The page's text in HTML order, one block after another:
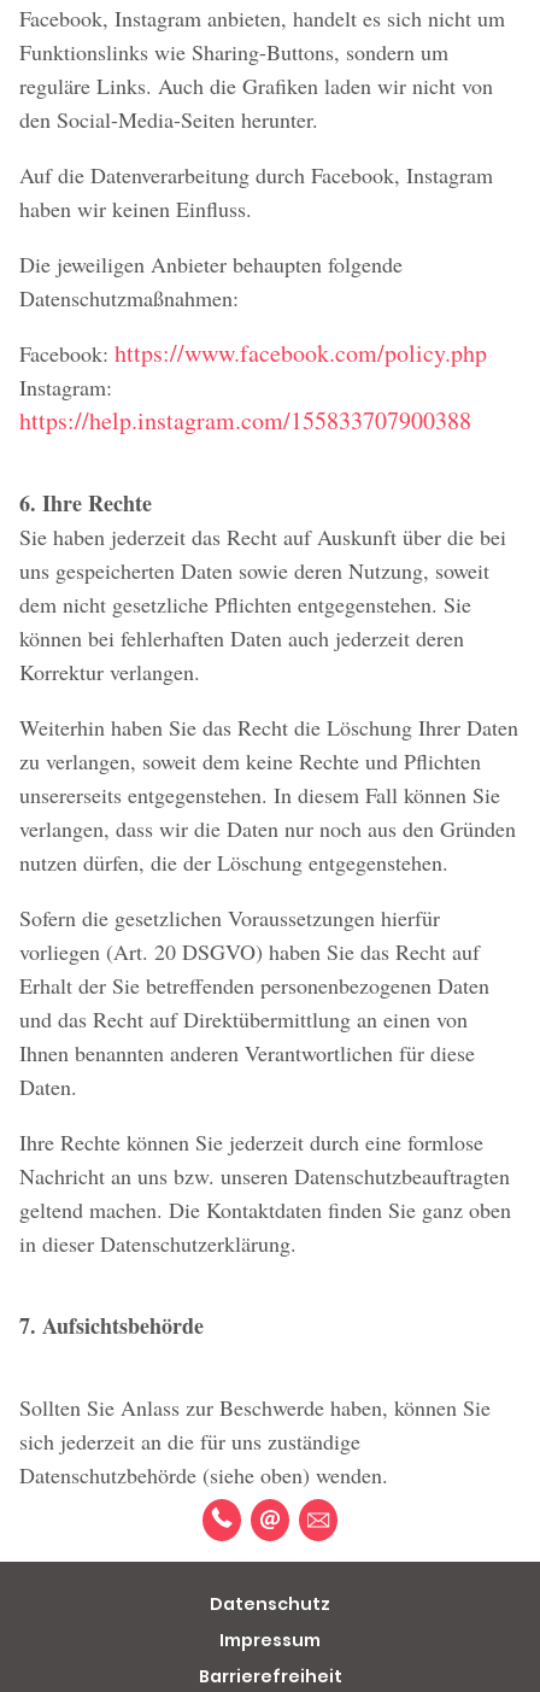
Facebook, Instagram anbieten, handelt es sich nicht um
Funktionslinks wie Sharing-Buttons, sondern um
reguläre Links. Auch die Grafiken laden wir nicht von
den Social-Media-Seiten herunter.
Auf die Datenverarbeitung durch Facebook, Instagram
haben wir keinen Einfluss.
Die jeweiligen Anbieter behaupten folgende
Datenschutzmaßnahmen:
Facebook: https://www.facebook.com/policy.php
Instagram:
https://help.instagram.com/155833707900388
6. Ihre Rechte
Sie haben jederzeit das Recht auf Auskunft über die bei
uns gespeicherten Daten sowie deren Nutzung, soweit
dem nicht gesetzliche Pflichten entgegenstehen. Sie
können bei fehlerhaften Daten auch jederzeit deren
Korrektur verlangen.
Weiterhin haben Sie das Recht die Löschung Ihrer Daten
zu verlangen, soweit dem keine Rechte und Pflichten
unsererseits entgegenstehen. In diesem Fall können Sie
verlangen, dass wir die Daten nur noch aus den Gründen
nutzen dürfen, die der Löschung entgegenstehen.
Sofern die gesetzlichen Voraussetzungen hierfür
vorliegen (Art. 20 DSGVO) haben Sie das Recht auf
Erhalt der Sie betreffenden personenbezogenen Daten
und das Recht auf Direktübermittlung an einen von
Ihnen benannten anderen Verantwortlichen für diese
Daten.
Ihre Rechte können Sie jederzeit durch eine formlose
Nachricht an uns bzw. unseren Datenschutzbeauftragten
geltend machen. Die Kontaktdaten finden Sie ganz oben
in dieser Datenschutzerklärung.
7. Aufsichtsbehörde
Sollten Sie Anlass zur Beschwerde haben, können Sie
sich jederzeit an die für uns zuständige
Datenschutzbehörde (siehe oben) wenden.
Datenschutz
Impressum
Barrierefreiheit